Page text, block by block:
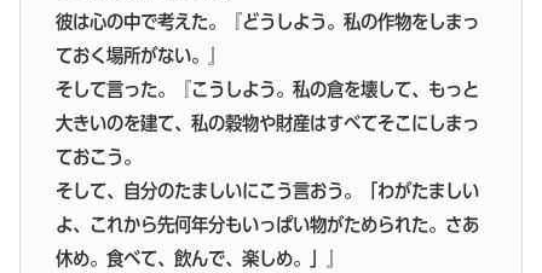
彼は心の中で考えた。『どうしよう。私の作物をしまっ
ておく場所がない。』
そして言った。『こうしよう。私の倉を壊して、もっと
大きいのを建て、私の穀物や財産はすべてそこにしまっ
ておこう。
そして、自分のたましいにこう言おう。「わがたましい
よ、これから先何年分もいっぱい物がためられた。さあ
休め。食べて、飲んで、楽しめ。」』